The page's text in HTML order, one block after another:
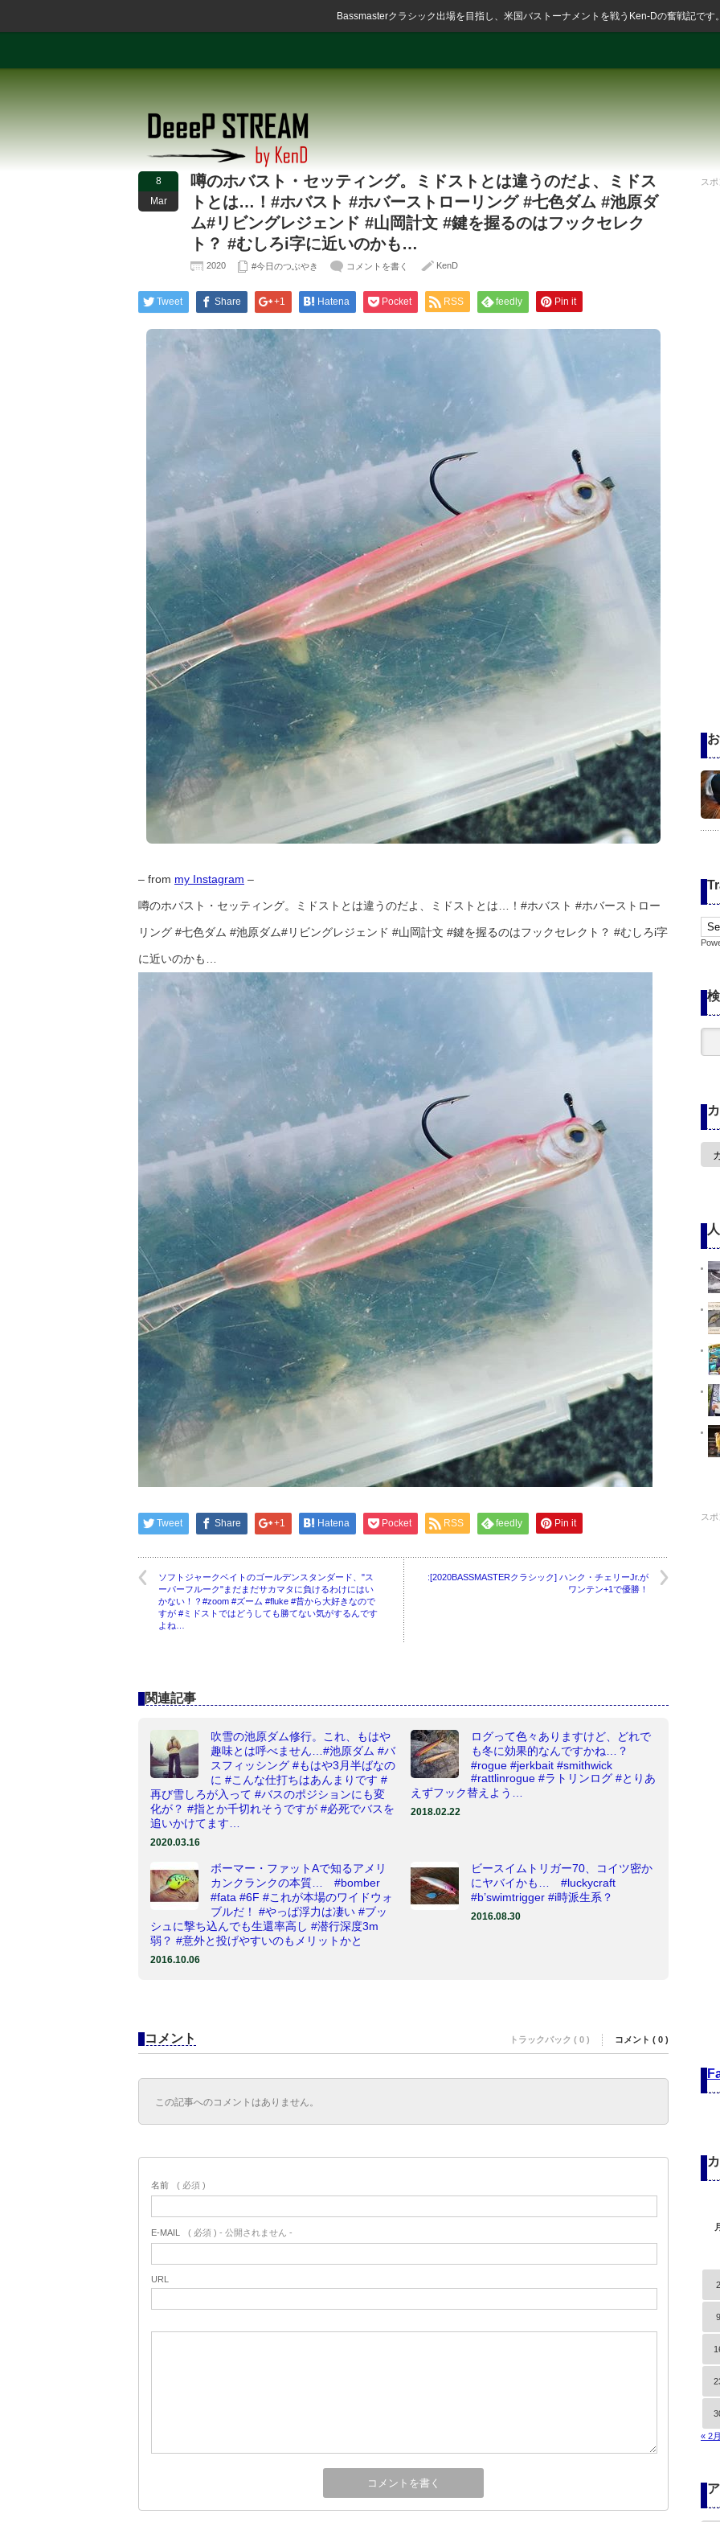
Bassmasterクラシック出場を目指し、米国バストーナメントを戦うKen-Dの奮戦記です
8
Mar
噂のホバスト・セッティング。ミドストとは違うのだよ、ミドス
トとは…！#ホバスト #ホバーストローリング #七色ダム #池原ダ
ム#リビングレジェンド #山岡計文 #鍵を握るのはフックセレク
ト？ #むしろi字に近いのかも…
2020 #今日のつぶやき コメントを書く KenD
Tweet Share +1 Hatena Pocket RSS feedly Pin it
– from my Instagram –
噂のホバスト・セッティング。ミドストとは違うのだよ、ミドストとは…！#ホバスト #ホバーストロー
リング #七色ダム #池原ダム#リビングレジェンド #山岡計文 #鍵を握るのはフックセレクト？ #むしろi字
に近いのかも…
Tweet Share +1 Hatena Pocket RSS feedly Pin it
ソフトジャークベイトのゴールデンスタンダード、"ス
ーパーフルーク"まだまだサカマタに負けるわけにはい
かない！？#zoom #ズーム #fluke #昔から大好きなので
すが #ミドストではどうしても勝てない気がするんです
よね…
:[2020BASSMASTERクラシック] ハンク・チェリーJr.が
ワンテン+1で優勝！
関連記事
吹雪の池原ダム修行。これ、もはや
趣味とは呼べません…#池原ダム #バ
スフィッシング #もはや3月半ばなの
に #こんな仕打ちはあんまりです #
再び雪しろが入って #バスのポジションにも変
化が？ #指とか千切れそうですが #必死でバスを
追いかけてます…
2020.03.16
ログって色々ありますけど、どれで
も冬に効果的なんですかね…？
#rogue #jerkbait #smithwick
#rattlinrogue #ラトリンログ #とりあ
えずフック替えよう…
2018.02.22
ボーマー・ファットAで知るアメリ
カンクランクの本質… #bomber
#fata #6F #これが本場のワイドウォ
ブルだ！ #やっぱ浮力は凄い #ブッ
シュに撃ち込んでも生還率高し #潜行深度3m
弱？ #意外と投げやすいのもメリットかと
2016.10.06
ビースイムトリガー70、コイツ密か
にヤバイかも… #luckycraft
#b’swimtrigger #i時派生系？
2016.08.30
コメント トラックバック ( 0 ) コメント ( 0 )
この記事へのコメントはありません。
名前 ( 必須 )
E-MAIL ( 必須 ) - 公開されません -
URL
ス
カ
ス
2
9
« 2月